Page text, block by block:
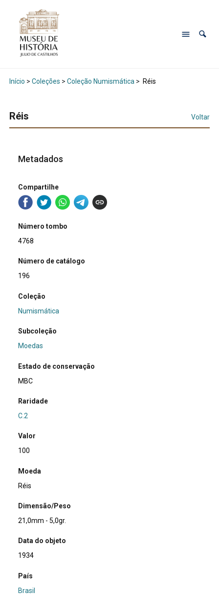
Início > Coleções > Coleção Numismática > Réis
Réis Voltar
Metadados
Compartilhe
Número tombo
4768
Número de catálogo
196
Coleção
Numismática
Subcoleção
Moedas
Estado de conservação
MBC
Raridade
C.2
Valor
100
Moeda
Réis
Dimensão/Peso
21,0mm - 5,0gr.
Data do objeto
1934
País
Brasil